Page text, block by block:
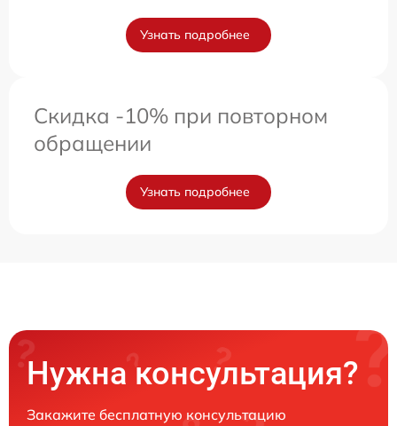
Узнать подробнее
Скидка -10% при повторном
обращении
Узнать подробнее
Нужна консультация?
Закажите бесплатную консультацию